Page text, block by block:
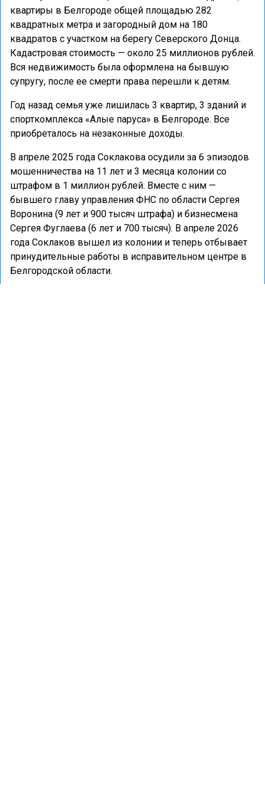
квартиры в Белгороде общей площадью 282
квадратных метра и загородный дом на 180
квадратов с участком на берегу Северского Донца.
Кадастровая стоимость — около 25 миллионов рублей.
Вся недвижимость была оформлена на бывшую
супругу, после ее смерти права перешли к детям.
Год назад семья уже лишилась 3 квартир, 3 зданий и
спорткомплекса «Алые паруса» в Белгороде. Все
приобреталось на незаконные доходы.
В апреле 2025 года Соклакова осудили за 6 эпизодов
мошенничества на 11 лет и 3 месяца колонии со
штрафом в 1 миллион рублей. Вместе с ним —
бывшего главу управления ФНС по области Сергея
Воронина (9 лет и 900 тысяч штрафа) и бизнесмена
Сергея Фуглаева (6 лет и 700 тысяч). В апреле 2026
года Соклаков вышел из колонии и теперь отбывает
принудительные работы в исправительном центре в
Белгородской области.